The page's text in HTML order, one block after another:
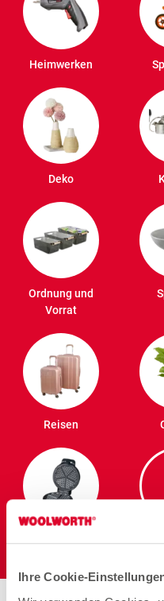
Ihre Cookie-
Heimwerken
Deko
Ordnung und
Vorrat
Reisen